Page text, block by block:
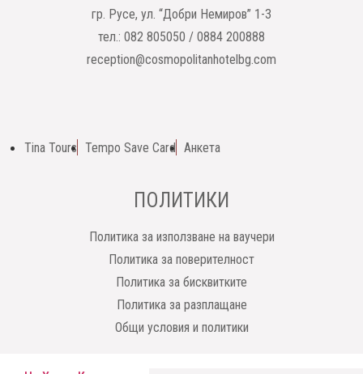
гр. Русе, ул. “Добри Немиров” 1-3
тел.: 082 805050 / 0884 200888
reception@cosmopolitanhotelbg.com
Tina Tours Tempo Save Card Анкета
ПОЛИТИКИ
Политика за използване на ваучери
Политика за поверителност
Политика за бисквитките
Политика за разплащане
Общи условия и политики